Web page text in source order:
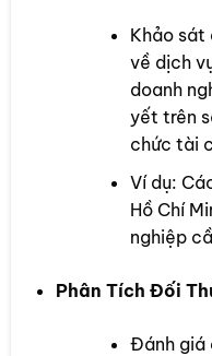
Khảo sát
về dịch
doanh
yết trên
chức tài
Ví dụ:
Hồ Chí
nghiệp
Phân Tích Đối
Đánh giá